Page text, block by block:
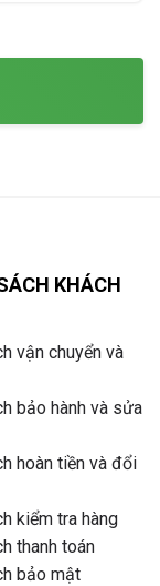
KHÁCH
vận chuyển và
bảo hành và sửa
hoàn tiền và đổi
kiểm tra hàng
thanh toán
bảo mật